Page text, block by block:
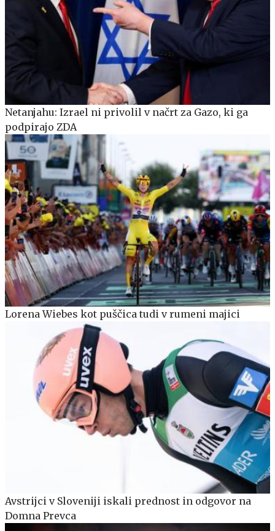
Netanjahu: Izrael ni privolil v načrt za Gazo, ki ga
podpirajo ZDA
Lorena Wiebes kot puščica tudi v rumeni majici
Avstrijci v Sloveniji iskali prednost in odgovor na
Domna Prevca